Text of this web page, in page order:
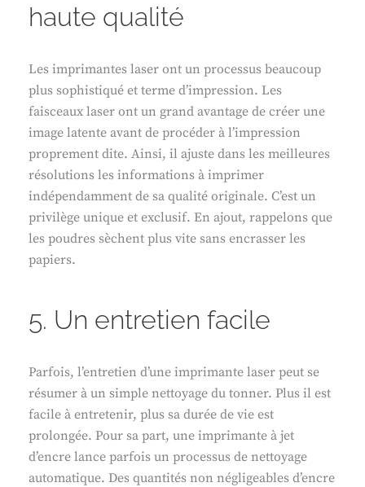
haute qualité
Les imprimantes laser ont un processus beaucoup
plus sophistiqué et terme d’impression. Les
faisceaux laser ont un grand avantage de créer une
image latente avant de procéder à l’impression
proprement dite. Ainsi, il ajuste dans les meilleures
résolutions les informations à imprimer
indépendamment de sa qualité originale. C’est un
privilège unique et exclusif. En ajout, rappelons que
les poudres sèchent plus vite sans encrasser les
papiers.
5. Un entretien facile
Parfois, l’entretien d’une imprimante laser peut se
résumer à un simple nettoyage du tonner. Plus il est
facile à entretenir, plus sa durée de vie est
prolongée. Pour sa part, une imprimante à jet
d’encre lance parfois un processus de nettoyage
automatique. Des quantités non négligeables d’encre